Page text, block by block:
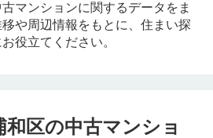
マンションに関するデータをま
や周辺情報をもとに、住まい探
役立てください。
区の中古マンショ